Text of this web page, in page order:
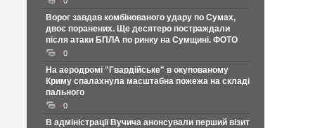
Ворог завдав комбінованого удару по Сумах,
двоє поранених. Ще десятеро постраждали
після атаки БПЛА по ринку на Сумщині. ФОТО
0
На аеродромі "Гвардійське" в окупованому
Криму спалахнула масштабна пожежа на складі
пального
0
В адміністрації Вучича анонсували перший візит